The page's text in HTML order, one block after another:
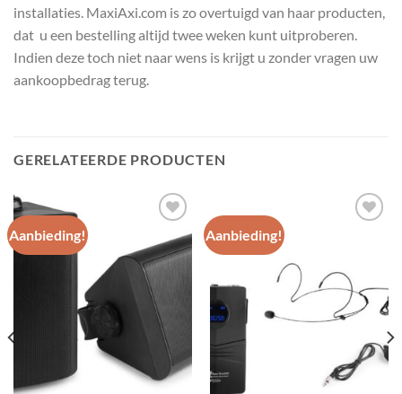
installaties. MaxiAxi.com is zo overtuigd van haar producten,
dat u een bestelling altijd twee weken kunt uitproberen.
Indien deze toch niet naar wens is krijgt u zonder vragen uw
aankoopbedrag terug.
GERELATEERDE PRODUCTEN
Aanbieding!
Toevoegen
aan
wenslijst
Aanbieding!
aan
wenslijst